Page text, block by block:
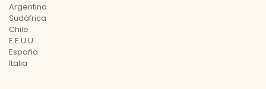
Argentina
Sudáfrica
Chile
E.E.U.U.
España
Italia